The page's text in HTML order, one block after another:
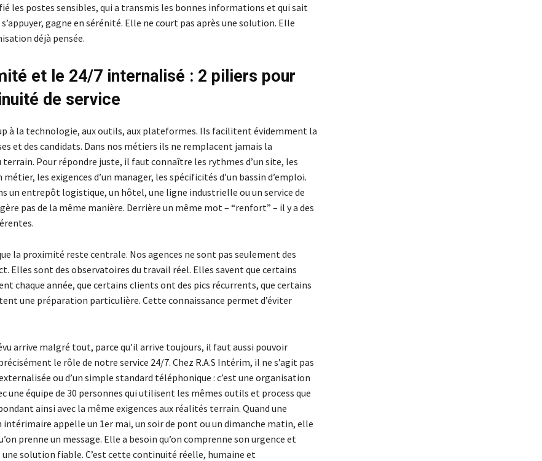
les postes sensibles, qui a transmis les bonnes informations et qui sait
gagne en sérénité. Elle ne court pas après une solution. Elle
déjà pensée.
et le 24/7 internalisé : 2 piliers pour
de service
à la technologie, aux outils, aux plateformes. Ils facilitent évidemment la
et des candidats. Dans nos métiers ils ne remplacent jamais la
terrain. Pour répondre juste, il faut connaître les rythmes d’un site, les
les exigences d’un manager, les spécificités d’un bassin d’emploi.
un entrepôt logistique, un hôtel, une ligne industrielle ou un service de
pas de la même manière. Derrière un même mot – “renfort” – il y a des
la proximité reste centrale. Nos agences ne sont pas seulement des
Elles sont des observatoires du travail réel. Elles savent que certains
chaque année, que certains clients ont des pics récurrents, que certains
une préparation particulière. Cette connaissance permet d’éviter
arrive malgré tout, parce qu’il arrive toujours, il faut aussi pouvoir
le rôle de notre service 24/7. Chez R.A.S Intérim, il ne s’agit pas
ou d’un simple standard téléphonique : c’est une organisation
une équipe de 30 personnes qui utilisent les mêmes outils et process que
ainsi avec la même exigences aux réalités terrain. Quand une
intérimaire appelle un 1er mai, un soir de pont ou un dimanche matin, elle
prenne un message. Elle a besoin qu’on comprenne son urgence et
une solution fiable. C’est cette continuité réelle, humaine et